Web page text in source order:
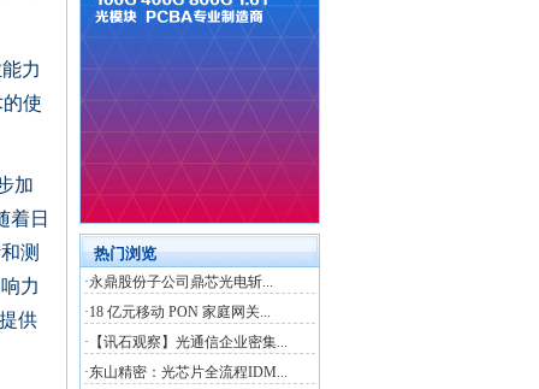
力
使
加
着日
测
力
供